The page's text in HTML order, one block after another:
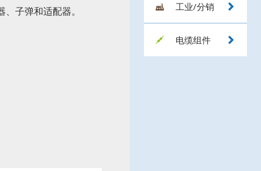
子弹和适配器。
图
像
工业/分销
图
像
电缆组件